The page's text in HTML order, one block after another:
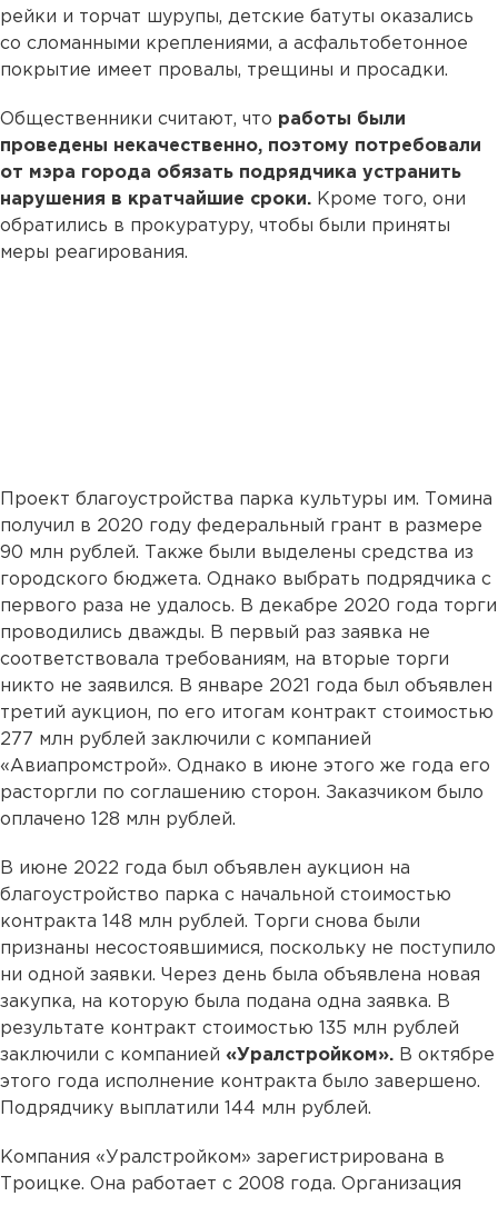
рейки и торчат шурупы, детские батуты оказались
со сломанными креплениями, а асфальтобетонное
покрытие имеет провалы, трещины и просадки.
Общественники считают, что работы были
проведены некачественно, поэтому потребовали
от мэра города обязать подрядчика устранить
нарушения в кратчайшие сроки. Кроме того, они
обратились в прокуратуру, чтобы были приняты
меры реагирования.
Проект благоустройства парка культуры им. Томина
получил в 2020 году федеральный грант в размере
90 млн рублей. Также были выделены средства из
городского бюджета. Однако выбрать подрядчика с
первого раза не удалось. В декабре 2020 года торги
проводились дважды. В первый раз заявка не
соответствовала требованиям, на вторые торги
никто не заявился. В январе 2021 года был объявлен
третий аукцион, по его итогам контракт стоимостью
277 млн рублей заключили с компанией
«Авиапромстрой». Однако в июне этого же года его
расторгли по соглашению сторон. Заказчиком было
оплачено 128 млн рублей.
В июне 2022 года был объявлен аукцион на
благоустройство парка с начальной стоимостью
контракта 148 млн рублей. Торги снова были
признаны несостоявшимися, поскольку не поступило
ни одной заявки. Через день была объявлена новая
закупка, на которую была подана одна заявка. В
результате контракт стоимостью 135 млн рублей
заключили с компанией «Уралстройком». В октябре
этого года исполнение контракта было завершено.
Подрядчику выплатили 144 млн рублей.
Компания «Уралстройком» зарегистрирована в
Троицке. Она работает с 2008 года. Организация